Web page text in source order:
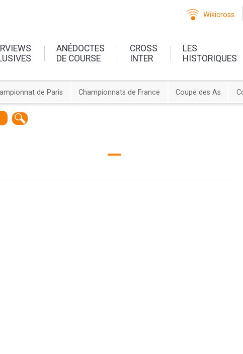
Wikicross
ANÉDOCTES
DE COURSE
CROSS
INTER
LES
HISTORIQUES
de Paris Championnats de France Coupe des As